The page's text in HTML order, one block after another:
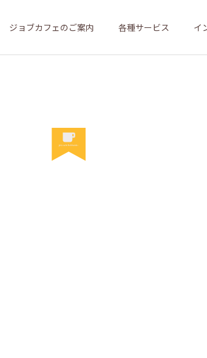
ジョブカフェのご案内 各種サービス イ